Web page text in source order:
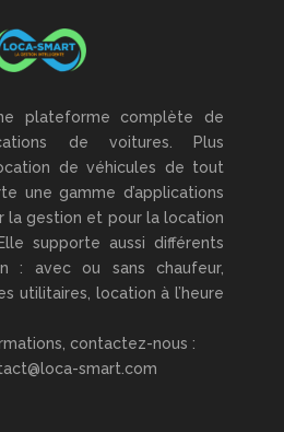
plateforme complète de
de voitures. Plus
de véhicules de tout
une gamme d’applications
la gestion et pour la location
supporte aussi différents
: avec ou sans chaufeur,
utilitaires, location à l’heure
contactez-nous :
smart.com